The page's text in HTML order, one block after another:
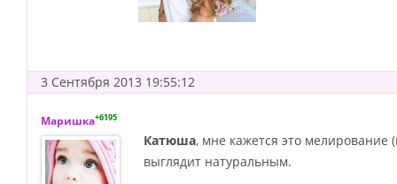
3 Сентября 2013 19:55:12
Маришка+6195
Катюша, мне кажется это мелирование
выглядит натуральным.